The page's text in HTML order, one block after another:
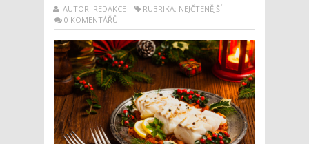
AUTOR: REDAKCE
RUBRIKA: NEJČTENĚJŠÍ
0 KOMENTÁŘŮ